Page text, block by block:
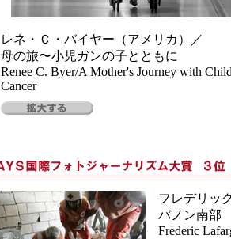
レネ・Ｃ・バイヤー（アメリカ）／
母の旅〜小児ガンの子とともに
Renee C. Byer/A Mother's Journey with
Cancer
フレデリッ
バノン南部
Frederic